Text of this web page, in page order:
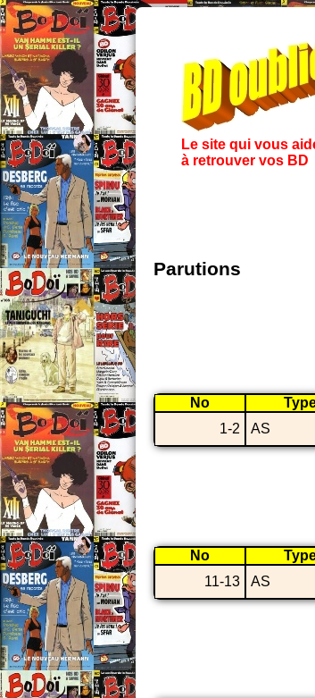
Le site qui vous
à retrouver vos BD
Parutions
No
1-2
AS
No
11-13
AS